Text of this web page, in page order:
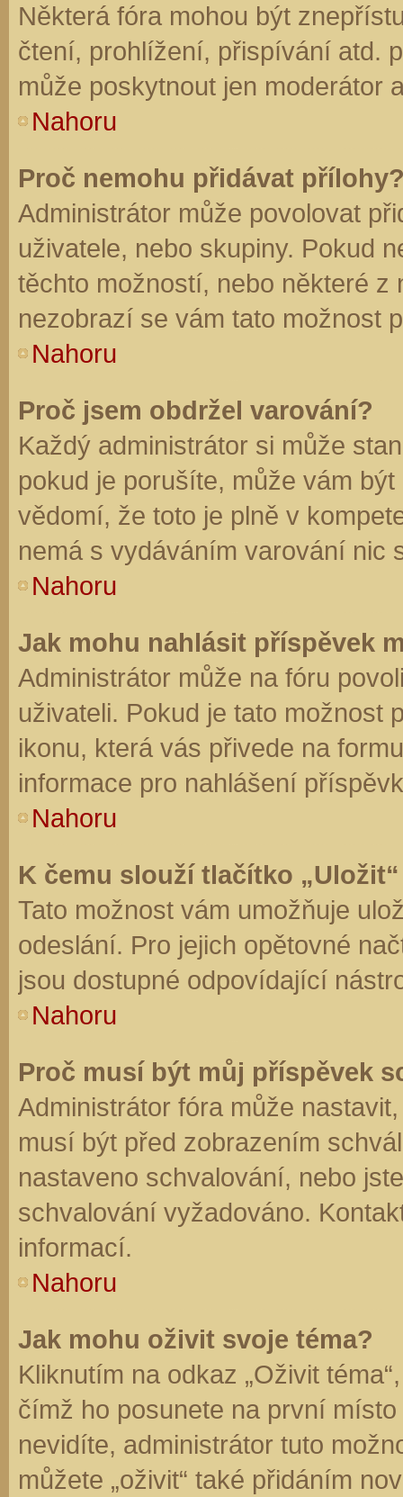
Některá fóra mohou být
čtení, prohlížení, přispívání atd.
může poskytnout jen moderátor
Nahoru
Proč nemohu přidávat
Administrátor může povolovat
uživatele, nebo skupiny. Pokud
těchto možností, nebo některé z
nezobrazí se vám tato možnost
Nahoru
Proč jsem obdržel varování?
Každý administrátor si může
pokud je porušíte, může vám
vědomí, že toto je plně v
nemá s vydáváním varování nic
Nahoru
Jak mohu nahlásit příspěvek
Administrátor může na fóru
uživateli. Pokud je tato možnost
ikonu, která vás přivede na
informace pro nahlášení
Nahoru
K čemu slouží tlačítko
Tato možnost vám umožňuje
odeslání. Pro jejich opětovné
jsou dostupné odpovídající
Nahoru
Proč musí být můj příspěvek
Administrátor fóra může
musí být před zobrazením
nastaveno schvalování, nebo
schvalování vyžadováno.
informací.
Nahoru
Jak mohu oživit svoje téma?
Kliknutím na odkaz „Oživit
čímž ho posunete na první
nevidíte, administrátor tuto
můžete „oživit“ také přidáním